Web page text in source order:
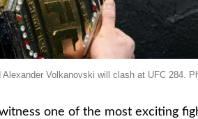
Volkanovski will clash at UFC 284.
one of the most exciting